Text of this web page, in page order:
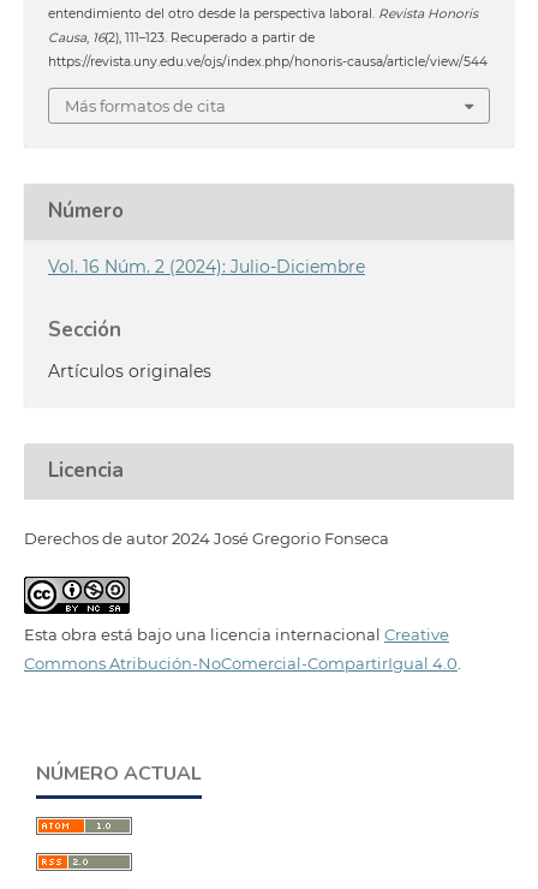
entendimiento del otro desde la perspectiva laboral. Revista Honoris
Causa, 16(2), 111–123. Recuperado a partir de
https://revista.uny.edu.ve/ojs/index.php/honoris-causa/article/view/544
Más formatos de cita
Número
Vol. 16 Núm. 2 (2024): Julio-Diciembre
Sección
Artículos originales
Licencia
Derechos de autor 2024 José Gregorio Fonseca
Esta obra está bajo una licencia internacional Creative
Commons Atribución-NoComercial-CompartirIgual 4.0
NÚMERO ACTUAL